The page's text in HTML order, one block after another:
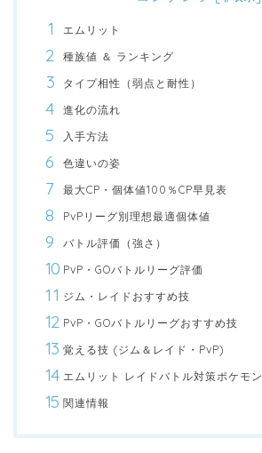
エムリット
種族値 ＆ ランキング
タイプ相性（弱点と耐性）
進化の流れ
入手方法
色違いの姿
最大CP・個体値100％CP早見表
PvPリーグ別理想最適個体値
バトル評価（強さ）
PvP・GOバトルリーグ評価
ジム・レイドおすすめ技
PvP・GOバトルリーグおすすめ技
覚える技 (ジム＆レイド・PvP)
エムリット レイドバトル対策ポケモン
関連情報